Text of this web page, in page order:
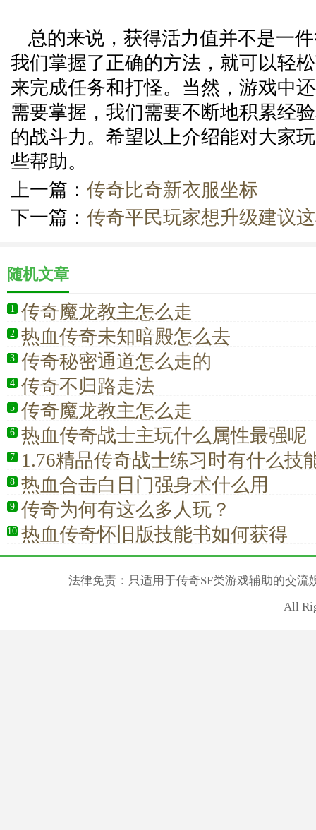
总的来说，获得活力值并不是一
我们掌握了正确的方法，就可以轻
来完成任务和打怪。当然，游戏中
需要掌握，我们需要不断地积累经
的战斗力。希望以上介绍能对大家
些帮助。
上一篇： 传奇比奇新衣服坐标
下一篇： 传奇平民玩家想升级建议
随机文章
1 传奇魔龙教主怎么走
2 热血传奇未知暗殿怎么去
3 传奇秘密通道怎么走的
4 传奇不归路走法
5 传奇魔龙教主怎么走
6 热血传奇战士主玩什么属性最强呢
7 1.76精品传奇战士练习时有什么技
8 热血合击白日门强身术什么用
9 传奇为何有这么多人玩？
10 热血传奇怀旧版技能书如何获得
法律免责：只适用于传奇SF类游戏辅助的交
All